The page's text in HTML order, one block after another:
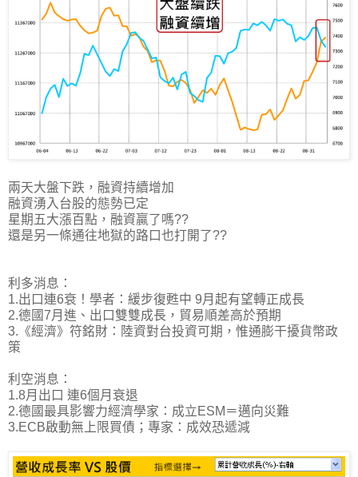
兩天大盤下跌，融資持續增加
融資湧入台股的態勢已定
星期五大漲百點，融資贏了嗎??
還是另一條通往地獄的路口也打開了??
利多消息：
1.出口連6衰！學者：緩步復甦中 9月起有望轉正成長
2.德國7月進、出口雙雙成長，貿易順差高於預期
3.《經濟》符銘財：陸資對台投資可期，惟通膨干擾貨幣政
策
利空消息：
1.8月出口 連6個月衰退
2.德國最具影響力經濟學家：成立ESM＝邁向災難
3.ECB啟動無上限買債；專家：成效恐遞減